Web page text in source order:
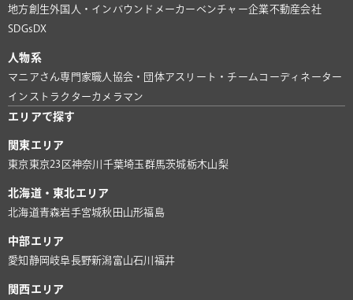
地方創生外国人・インバウンド メーカー ベンチャー企業不動産会社
SDGsDX
人物系
マニアさん専門家職人 協会・団体アスリート・チーム コーディネーター
インストラクターカメラマン
エリアで探す
関東エリア
東京東京23区神奈川 千葉埼玉群馬茨城栃木山梨
北海道・東北エリア
北海道青森岩手宮城秋田 山形福島
中部エリア
愛知 静岡 岐阜長野新潟富山石川 福井
関西エリア